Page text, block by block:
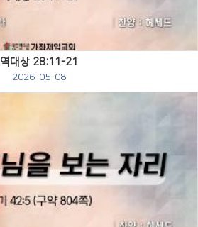
역대상 28:11-21
2026-05-08
Views